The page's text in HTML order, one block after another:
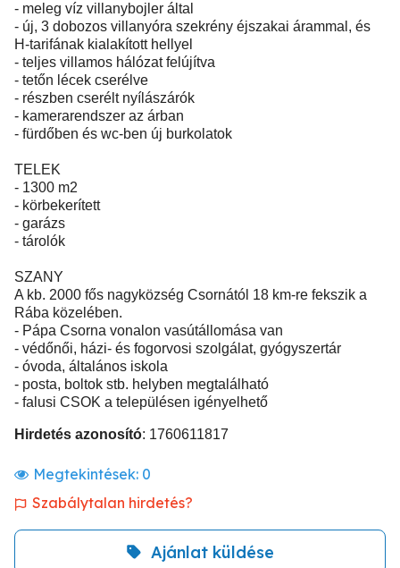
- meleg víz villanybojler által
- új, 3 dobozos villanyóra szekrény éjszakai árammal, és
H-tarifának kialakított hellyel
- teljes villamos hálózat felújítva
- tetőn lécek cserélve
- részben cserélt nyílászárók
- kamerarendszer az árban
- fürdőben és wc-ben új burkolatok
TELEK
- 1300 m2
- körbekerített
- garázs
- tárolók
SZANY
A kb. 2000 fős nagyközség Csornától 18 km-re fekszik a
Rába közelében.
- Pápa Csorna vonalon vasútállomása van
- védőnői, házi- és fogorvosi szolgálat, gyógyszertár
- óvoda, általános iskola
- posta, boltok stb. helyben megtalálható
- falusi CSOK a településen igényelhető
Hirdetés azonosító: 1760611817
Megtekintések: 0
Szabálytalan hirdetés?
Ajánlat küldése